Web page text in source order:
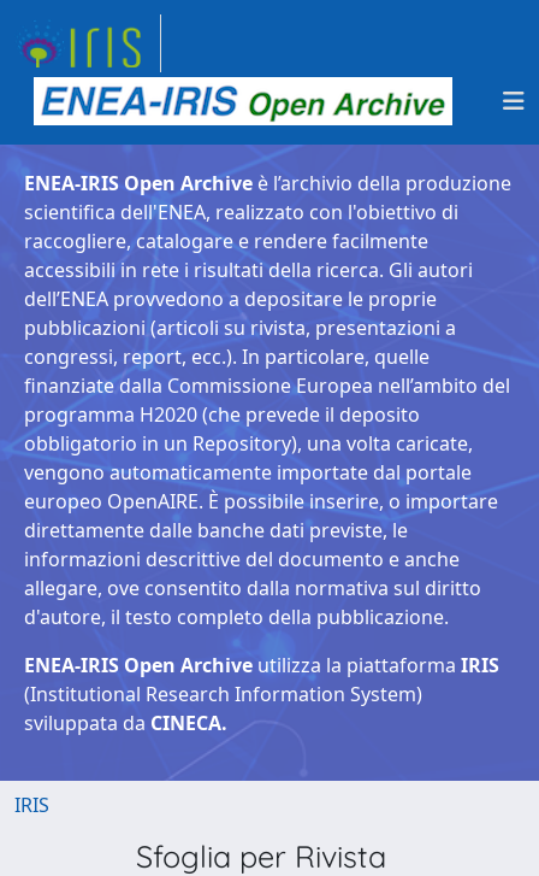
ENEA-IRIS Open Archive è l’archivio della produzione
scientifica dell'ENEA, realizzato con l'obiettivo di
raccogliere, catalogare e rendere facilmente
accessibili in rete i risultati della ricerca. Gli autori
dell’ENEA provvedono a depositare le proprie
pubblicazioni (articoli su rivista, presentazioni a
congressi, report, ecc.). In particolare, quelle
finanziate dalla Commissione Europea nell’ambito del
programma H2020 (che prevede il deposito
obbligatorio in un Repository), una volta caricate,
vengono automaticamente importate dal portale
europeo OpenAIRE. È possibile inserire, o importare
direttamente dalle banche dati previste, le
informazioni descrittive del documento e anche
allegare, ove consentito dalla normativa sul diritto
d'autore, il testo completo della pubblicazione.
ENEA-IRIS Open Archive utilizza la piattaforma IRIS
(Institutional Research Information System)
sviluppata da CINECA.
IRIS
Sfoglia per Rivista